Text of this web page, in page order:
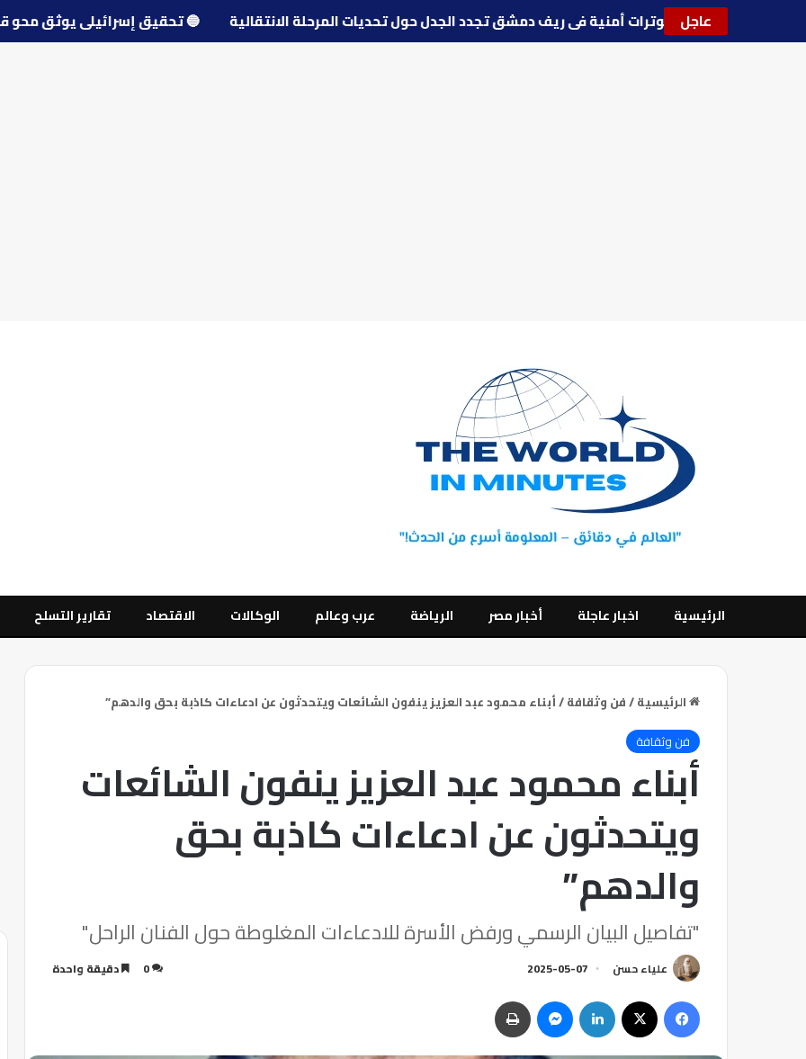
عاجل 🔵توترات أمنية في ريف دمشق تجدد الجدل حول تحديات المرحلة الانتقالية 🔵تحقيق إسرائيلي
الرئيسية اخبار عاجلة أخبار مصر الرياضة عرب وعالم الوكالات الاقتصاد تقارير التسلح
الرئيسية/فن وثقافة/أبناء محمود عبد العزيز ينفون الشائعات ويتحدثون عن ادعاءات كاذبة بحق والدهم”
فن وثقافة
أبناء محمود عبد العزيز ينفون الشائعات
ويتحدثون عن ادعاءات كاذبة بحق
والدهم”
"تفاصيل البيان الرسمي ورفض الأسرة للادعاءات المغلوطة حول الفنان الراحل"
علياء حسن 2025-05-07
0 دقيقة واحدة